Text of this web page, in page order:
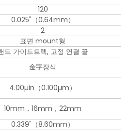
120
0.025"（0.64mm）
2
표면 mount형
드 가이드트랙, 고정 연결 끝
金字장식
4.00µin（0.100µm）
10mm，16mm，22mm
0.339"（8.60mm）